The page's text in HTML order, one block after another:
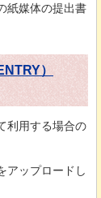
紙媒体の提出書
）
利用する場合の
アップロードし